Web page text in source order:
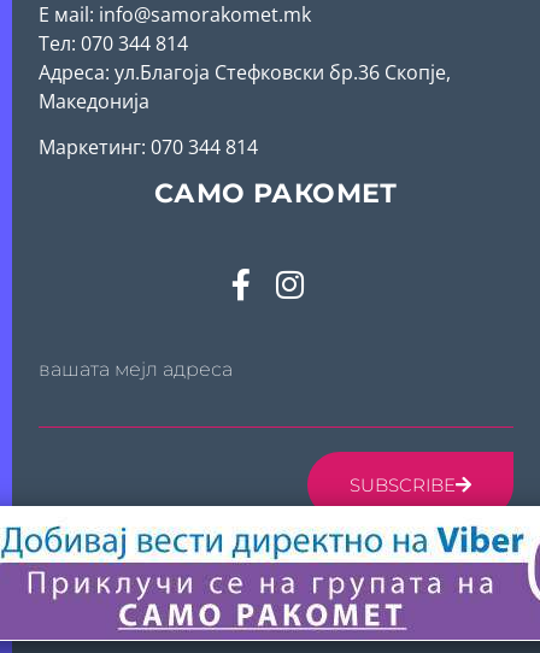
Е мail: info@samorakomet.mk
Тел: 070 344 814
Адреса: ул.Благоја Стефковски бр.36 Скопје,
Македонија
Mаркетинг: 070 344 814
САМО РАКОМЕТ
вашата мејл адреса
SUBSCRIBE
© 2024 САМО РАКОМЕТ